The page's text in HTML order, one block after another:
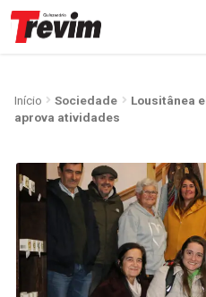
Início Sociedade
Lousitânea
aprova atividades